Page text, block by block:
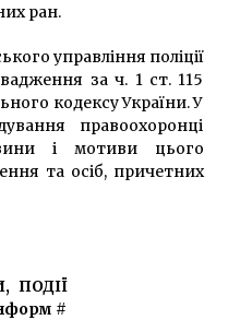
ран.
управління поліції
за ч. 1 ст. 115
кодексу України. У
правоохоронці
і мотиви цього
та осіб, причетних
, ПОДІЇ
#